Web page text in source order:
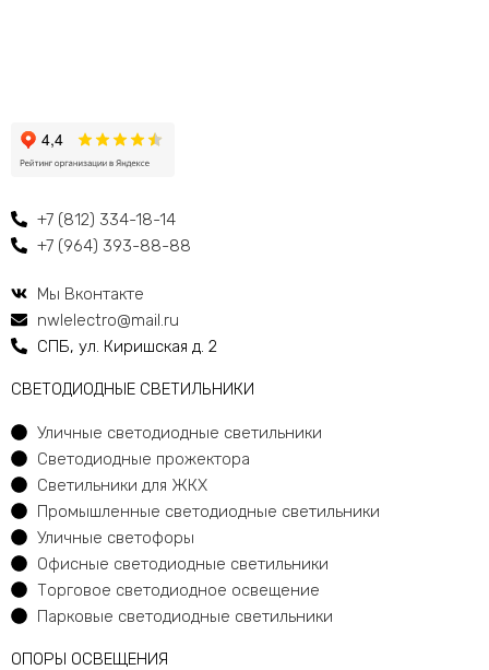
+7 (812) 334-18-14
+7 (964) 393-88-88
Мы Вконтакте
nwlelectro@mail.ru
СПБ, ул. Киришская д. 2
CВЕТОДИОДНЫЕ СВЕТИЛЬНИКИ
Уличные светодиодные светильники
Светодиодные прожектора
Светильники для ЖКХ
Промышленные светодиодные светильники
Уличные светофоры
Офисные светодиодные светильники
Торговое светодиодное освещение
Парковые светодиодные светильники
ОПОРЫ ОСВЕЩЕНИЯ